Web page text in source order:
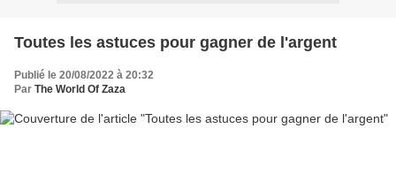
Toutes les astuces pour gagner de l'argent
Publié le 20/08/2022 à 20:32
Par The World Of Zaza